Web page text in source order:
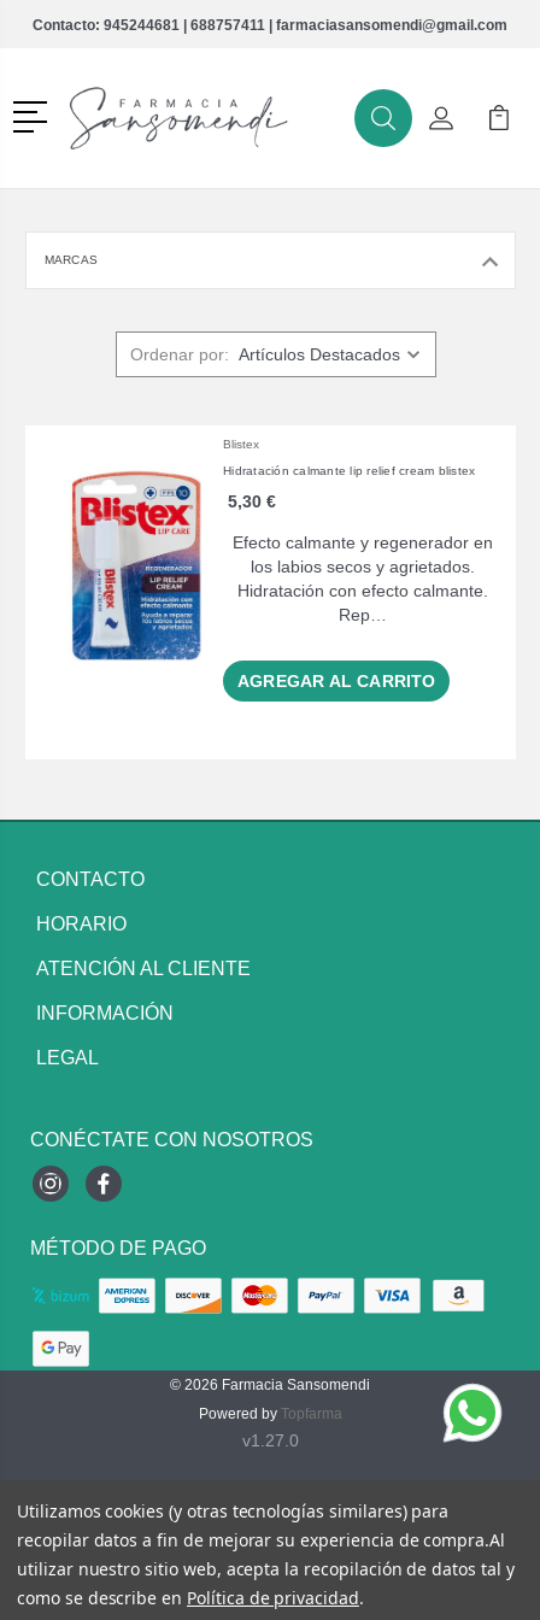
Contacto: 945244681 | 688757411 | farmaciasansomendi@gmail.com
Menú
BuscarMi Cuenta
Mi
MARCAS
Ordenar por:
Blistex
Hidratación calmante lip relief cream blistex
5,30 €
Efecto calmante y regenerador en
los labios secos y agrietados.
Hidratación con efecto calmante.
Rep…
AGREGAR AL CARRITO
CONTACTO
HORARIO
ATENCIÓN AL CLIENTE
INFORMACIÓN
LEGAL
CONÉCTATE CON NOSOTROS
InstagramFacebook
MÉTODO DE PAGO
© 2026 Farmacia Sansomendi
Powered by Topfarma
v1.27.0
Utilizamos cookies (y otras tecnologías similares) para
recopilar datos a fin de mejorar su experiencia de compra.Al
utilizar nuestro sitio web, acepta la recopilación de datos tal y
como se describe en Política de privacidad.